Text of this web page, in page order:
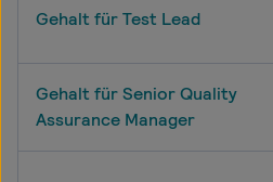
Gehalt für Test Lead
Gehalt für Senior Quality
Assurance Manager